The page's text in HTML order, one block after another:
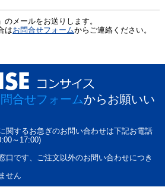
メールをお送りします。
はお問合せフォームからご連絡ください。
合せフォームからお願いい
関するお急ぎのお問い合わせは下記お電話
～17:00)
口です、ご注文以外のお問い合わせにつき
せん